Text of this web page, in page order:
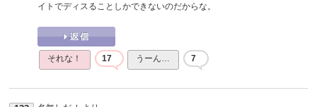
イトでディスることしかできないのだからな。
それな！ 17 うーん… 7